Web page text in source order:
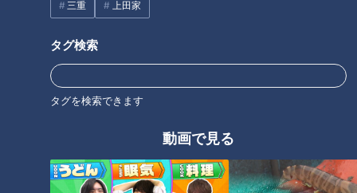
三重 上田家
タグ検索
タグを検索できます
動画で見る
種類とも「寒さに弱い」のが共通の特徴。活動的ではない冬こ
向山さんに、注意すべき侵入経路と具体的な対策を教えてもら
います。「玄関」のパッキンが経年劣化で剥がれてくると、隙
間が空くので要注意。中から見て、外の光が漏れていたら、ゴ
キブリが侵入するには十分な隙間だそうです。
対策は、扉にパッキンをして隙間が空かないようにするか、玄